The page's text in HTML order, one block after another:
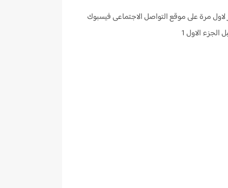
البداية وعد وجبل الجزء الاول 1 صدر لاول مرة على موقع التواصل الاجتماعى فيسبوك
الاول 1